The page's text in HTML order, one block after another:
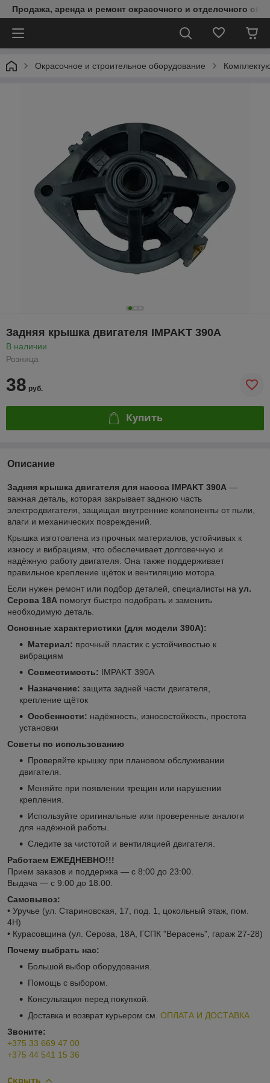
Продажа, аренда и ремонт окрасочного и отделочного
Окрасочное и строительное оборудование
Задняя крышка двигателя IMPAKT 390A
В наличии
Розница
38 руб.
Купить
Описание
Задняя крышка двигателя для насоса IMPAKT 390A —
важная деталь, которая закрывает заднюю часть
электродвигателя, защищая внутренние компоненты от пыли,
влаги и механических повреждений.
Крышка изготовлена из прочных материалов, устойчивых к
износу и вибрациям, что обеспечивает долговечную и
надёжную работу двигателя. Она также поддерживает
правильное крепление щёток и вентиляцию мотора.
Если нужен ремонт или подбор деталей, специалисты на ул.
Серова 18А помогут быстро подобрать и заменить
необходимую деталь.
Основные характеристики (для модели 390A):
Материал: прочный пластик с устойчивостью к
вибрациям
Совместимость: IMPAKT 390A
Назначение: защита задней части двигателя,
крепление щёток
Особенности: надёжность, износостойкость, простота
установки
Советы по использованию
Проверяйте крышку при плановом обслуживании
двигателя.
Меняйте при появлении трещин или нарушении
крепления.
Используйте оригинальные или проверенные аналоги
для надёжной работы.
Следите за чистотой и вентиляцией двигателя.
Работаем ЕЖЕДНЕВНО!!!
Прием заказов и поддержка — с 8:00 до 23:00.
Выдача — с 9:00 до 18:00.
Самовывоз:
• Уручье (ул. Стариновская, 17, под. 1, цокольный этаж, пом.
4Н)
• Курасовщина (ул. Серова, 18А, ГСПК "Верасень", гараж 27-28)
Почему выбрать нас:
Большой выбор оборудования.
Помощь с выбором.
Консультация перед покупкой.
Доставка и возврат курьером см. ОПЛАТА И ДОСТАВКА
Звоните:
+375 33 669 47 00
+375 44 541 15 36
Скрыть